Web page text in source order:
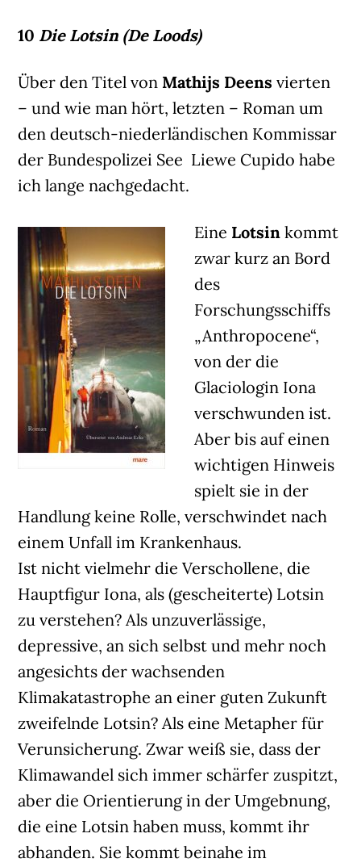
10 Die Lotsin (De Loods)
Über den Titel von Mathijs Deens vierten
– und wie man hört, letzten – Roman um
den deutsch-niederländischen Kommissar
der Bundespolizei See Liewe Cupido habe
ich lange nachgedacht.
Eine Lotsin kommt
zwar kurz an Bord
des
Forschungsschiffs
„Anthropocene“,
von der die
Glaciologin Iona
verschwunden ist.
Aber bis auf einen
wichtigen Hinweis
spielt sie in der
Handlung keine Rolle, verschwindet nach
einem Unfall im Krankenhaus.
Ist nicht vielmehr die Verschollene, die
Hauptfigur Iona, als (gescheiterte) Lotsin
zu verstehen? Als unzuverlässige,
depressive, an sich selbst und mehr noch
angesichts der wachsenden
Klimakatastrophe an einer guten Zukunft
zweifelnde Lotsin? Als eine Metapher für
Verunsicherung. Zwar weiß sie, dass der
Klimawandel sich immer schärfer zuspitzt,
aber die Orientierung in der Umgebnung,
die eine Lotsin haben muss, kommt ihr
abhanden. Sie kommt beinahe im